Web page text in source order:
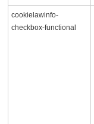
cookielawinfo-
checkbox-functional